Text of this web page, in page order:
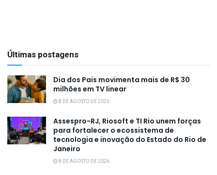
Últimas postagens
Dia dos Pais movimenta mais de R$ 30
milhões em TV linear
8 DE AGOSTO DE 2026
Assespro-RJ, Riosoft e TI Rio unem forças
para fortalecer o ecossistema de
tecnologia e inovação do Estado do Rio de
Janeiro
8 DE AGOSTO DE 2026